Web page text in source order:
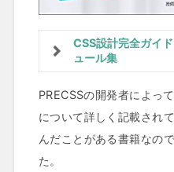
CSS設計完全ガイ
ュール集
PRECSSの開発者によっ
について詳しく記載され
んだことがある書籍なの
た。